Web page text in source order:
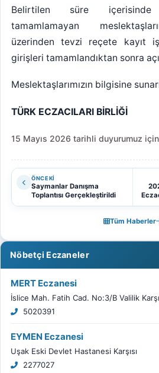
Belirtilen süre
tamamlamayan
üzerinden tevzi reçete kayıt
girişleri tamamlandıktan sonra
Meslektaşlarımızın bilgisine
TÜRK ECZACILARI BİRLİĞİ
15 Mayıs 2026 tarihli duyurumuz için
ÖNCEKI
Saymanlar Danışma
Toplantısı Gerçekleştirildi
Tüm Haberler
Nöbetçi Eczaneler
MERT Eczanesi
İslice Mah. Fatih Cad. No:3/B Valilik
5020391
EYMEN Eczanesi
Uşak Eski Devlet Hastanesi Karşısı
2277027